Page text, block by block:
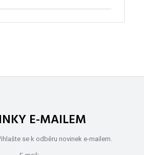
E-MAILEM
se k odběru novinek e-mailem.